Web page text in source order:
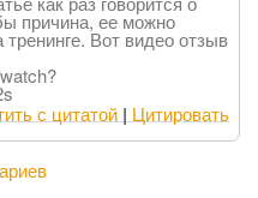
причина, ее можно
Вот видео отзыв
с цитатой | Цитировать